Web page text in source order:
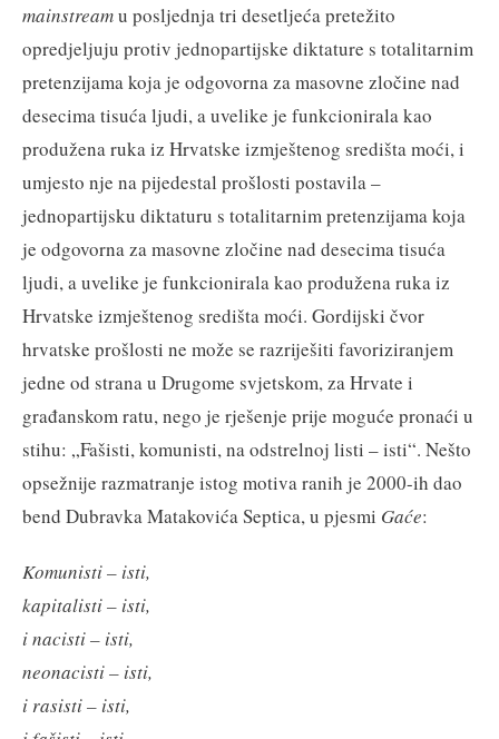
mainstreamu posljednja tri desetljeća pretežito
opredjeljuju protiv jednopartijske diktature s totalitarnim
pretenzijama koja je odgovorna za masovne zločine nad
desecima tisuća ljudi, a uvelike je funkcionirala kao
produžena ruka iz Hrvatske izmještenog središta moći, i
umjesto nje na pijedestal prošlosti postavila –
jednopartijsku diktaturu s totalitarnim pretenzijama koja
je odgovorna za masovne zločine nad desecima tisuća
ljudi, a uvelike je funkcionirala kao produžena ruka iz
Hrvatske izmještenog središta moći. Gordijski čvor
hrvatske prošlosti ne može se razriješiti favoriziranjem
jedne od strana u Drugome svjetskom, za Hrvate i
građanskom ratu, nego je rješenje prije moguće pronaći u
stihu: „Fašisti, komunisti, na odstrelnoj listi – isti“. Nešto
opsežnije razmatranje istog motiva ranih je 2000-ih dao
bend Dubravka Matakovića Septica, u pjesmi Gaće:
Komunisti – isti,
kapitalisti – isti,
i nacisti – isti,
neonacisti – isti,
i rasisti – isti,